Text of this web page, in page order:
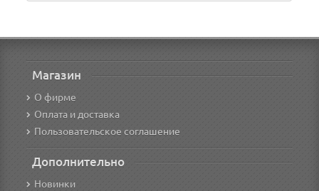
Магазин
О фирме
Оплата и доставка
Пользовательское соглашение
Дополнительно
Новинки